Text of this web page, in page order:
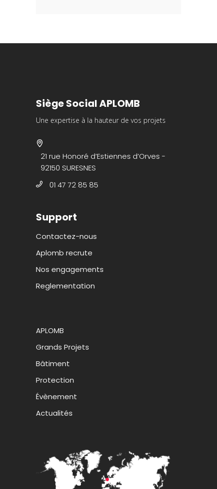
Siège Social APLOMB
Une expertise à la hauteur de vos projets
21 rue Honoré d’Estiennes d’Orves -
92150 SURESNES
01 47 72 85 85
Support
Contactez-nous
Aplomb recrute
Nos engagements
Reglementation
APLOMB
Grands Projets
Bâtiment
Protection
Évènement
Actualités